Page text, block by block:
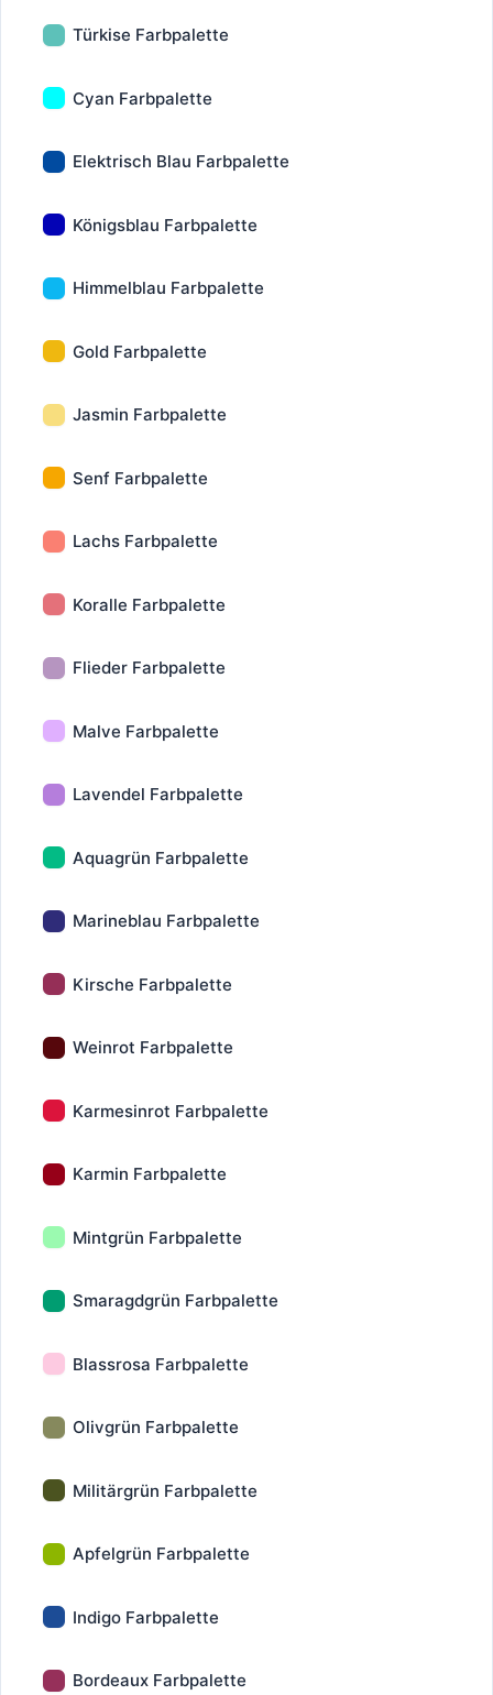
Türkise Farbpalette
Cyan Farbpalette
Elektrisch Blau Farbpalette
Königsblau Farbpalette
Himmelblau Farbpalette
Gold Farbpalette
Jasmin Farbpalette
Senf Farbpalette
Lachs Farbpalette
Koralle Farbpalette
Flieder Farbpalette
Malve Farbpalette
Lavendel Farbpalette
Aquagrün Farbpalette
Marineblau Farbpalette
Kirsche Farbpalette
Weinrot Farbpalette
Karmesinrot Farbpalette
Karmin Farbpalette
Mintgrün Farbpalette
Smaragdgrün Farbpalette
Blassrosa Farbpalette
Olivgrün Farbpalette
Militärgrün Farbpalette
Apfelgrün Farbpalette
Indigo Farbpalette
Bordeaux Farbpalette